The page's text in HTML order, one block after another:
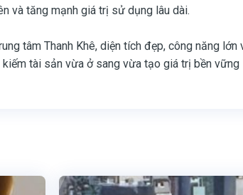
và tăng mạnh giá trị sử dụng lâu dài.
tâm Thanh Khê, diện tích đẹp, công năng
tài sản vừa ở sang vừa tạo giá trị bền vững